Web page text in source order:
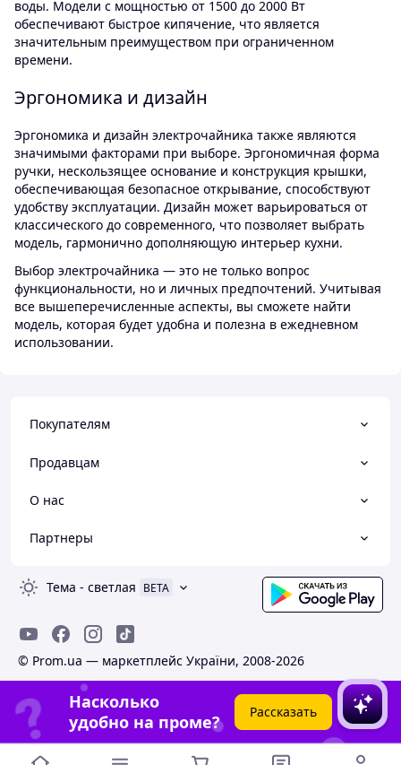
воды. Модели с мощностью от 1500 до 2000 Вт
обеспечивают быстрое кипячение, что является
значительным преимуществом при ограниченном
времени.
Эргономика и дизайн
Эргономика и дизайн электрочайника также являются
значимыми факторами при выборе. Эргономичная форма
ручки, нескользящее основание и конструкция крышки,
обеспечивающая безопасное открывание, способствуют
удобству эксплуатации. Дизайн может варьироваться от
классического до современного, что позволяет выбрать
модель, гармонично дополняющую интерьер кухни.
Выбор электрочайника — это не только вопрос
функциональности, но и личных предпочтений. Учитывая
все вышеперечисленные аспекты, вы сможете найти
модель, которая будет удобна и полезна в ежедневном
использовании.
Покупателям
Продавцам
О нас
Партнеры
Тема - светлая BETA
© Prom.ua — маркетплейс України, 2008-2026
Насколько
удобно на проме?
Рассказать